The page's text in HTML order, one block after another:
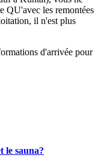
QU'avec les remontées
il n'est plus
d'arrivée pour
le sauna?